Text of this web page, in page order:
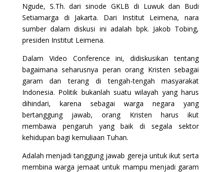
Ngude, S.Th. dari sinode GKLB di Luwuk dan Budi
Setiamarga di Jakarta. Dari Institut Leimena, nara
sumber dalam diskusi ini adalah bpk. Jakob Tobing,
presiden Institut Leimena.
Dalam Video Conference ini, didiskusikan tentang
bagaimana seharusnya peran orang Kristen sebagai
garam dan terang di tengah-tengah masyarakat
Indonesia. Politik bukanlah suatu wilayah yang harus
dihindari, karena sebagai warga negara yang
bertanggung jawab, orang Kristen harus ikut
membawa pengaruh yang baik di segala sektor
kehidupan bagi kemuliaan Tuhan.
Adalah menjadi tanggung jawab gereja untuk ikut serta
membina warga jemaat untuk mampu menjadi garam